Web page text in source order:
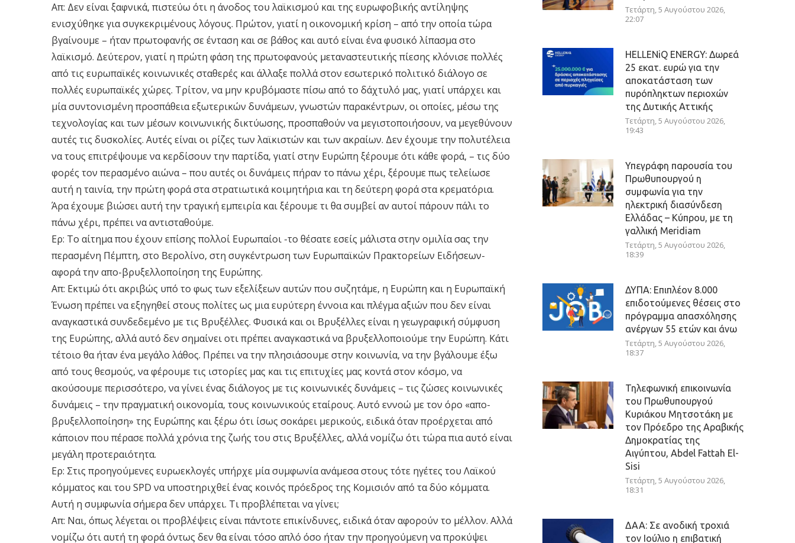
Απ: Δεν είναι ξαφνικά, πιστεύω ότι η άνοδος του λαϊκισμού και της ευρωφοβικής αντίληψης
ενισχύθηκε για συγκεκριμένους λόγους. Πρώτον, γιατί η οικονομική κρίση – από την οποία τώρα
βγαίνουμε – ήταν πρωτοφανής σε ένταση και σε βάθος και αυτό είναι ένα φυσικό λίπασμα στο
λαϊκισμό. Δεύτερον, γιατί η πρώτη φάση της πρωτοφανούς μεταναστευτικής πίεσης κλόνισε πολλές
από τις ευρωπαϊκές κοινωνικές σταθερές και άλλαξε πολλά στον εσωτερικό πολιτικό διάλογο σε
πολλές ευρωπαϊκές χώρες. Τρίτον, να μην κρυβόμαστε πίσω από το δάχτυλό μας, γιατί υπάρχει και
μία συντονισμένη προσπάθεια εξωτερικών δυνάμεων, γνωστών παρακέντρων, οι οποίες, μέσω της
τεχνολογίας και των μέσων κοινωνικής δικτύωσης, προσπαθούν να μεγιστοποιήσουν, να μεγεθύνουν
αυτές τις δυσκολίες. Αυτές είναι οι ρίζες των λαϊκιστών και των ακραίων. Δεν έχουμε την πολυτέλεια
να τους επιτρέψουμε να κερδίσουν την παρτίδα, γιατί στην Ευρώπη ξέρουμε ότι κάθε φορά, – τις δύο
φορές τον περασμένο αιώνα – που αυτές οι δυνάμεις πήραν το πάνω χέρι, ξέρουμε πως τελείωσε
αυτή η ταινία, την πρώτη φορά στα στρατιωτικά κοιμητήρια και τη δεύτερη φορά στα κρεματόρια.
Άρα έχουμε βιώσει αυτή την τραγική εμπειρία και ξέρουμε τι θα συμβεί αν αυτοί πάρουν πάλι το
πάνω χέρι, πρέπει να αντισταθούμε.
Ερ: Το αίτημα που έχουν επίσης πολλοί Ευρωπαίοι -το θέσατε εσείς μάλιστα στην ομιλία σας την
περασμένη Πέμπτη, στο Βερολίνο, στη συγκέντρωση των Ευρωπαϊκών Πρακτορείων Ειδήσεων-
αφορά την απο-βρυξελλοποίηση της Ευρώπης.
Απ: Εκτιμώ ότι ακριβώς υπό το φως των εξελίξεων αυτών που συζητάμε, η Ευρώπη και η Ευρωπαϊκή
Ένωση πρέπει να εξηγηθεί στους πολίτες ως μια ευρύτερη έννοια και πλέγμα αξιών που δεν είναι
αναγκαστικά συνδεδεμένο με τις Βρυξέλλες. Φυσικά και οι Βρυξέλλες είναι η γεωγραφική σύμφυση
της Ευρώπης, αλλά αυτό δεν σημαίνει οτι πρέπει αναγκαστικά να βρυξελλοποιούμε την Ευρώπη. Κάτι
τέτοιο θα ήταν ένα μεγάλο λάθος. Πρέπει να την πλησιάσουμε στην κοινωνία, να την βγάλουμε έξω
από τους θεσμούς, να φέρουμε τις ιστορίες μας και τις επιτυχίες μας κοντά στον κόσμο, να
ακούσουμε περισσότερο, να γίνει ένας διάλογος με τις κοινωνικές δυνάμεις – τις ζώσες κοινωνικές
δυνάμεις – την πραγματική οικονομία, τους κοινωνικούς εταίρους. Αυτό εννοώ με τον όρο «απο-
βρυξελλοποίηση» της Ευρώπης και ξέρω ότι ίσως σοκάρει μερικούς, ειδικά όταν προέρχεται από
κάποιον που πέρασε πολλά χρόνια της ζωής του στις Βρυξέλλες, αλλά νομίζω ότι τώρα πια αυτό είναι
μεγάλη προτεραιότητα.
Ερ: Στις προηγούμενες ευρωεκλογές υπήρχε μία συμφωνία ανάμεσα στους τότε ηγέτες του Λαϊκού
κόμματος και του SPD να υποστηριχθεί ένας κοινός πρόεδρος της Κομισιόν από τα δύο κόμματα.
Αυτή η συμφωνία σήμερα δεν υπάρχει. Τι προβλέπεται να γίνει;
Απ: Ναι, όπως λέγεται οι προβλέψεις είναι πάντοτε επικίνδυνες, ειδικά όταν αφορούν το μέλλον. Αλλά
νομίζω ότι αυτή τη φορά όντως δεν θα είναι τόσο απλό όσο ήταν την προηγούμενη να προκύψει
Τετάρτη, 5 Αυγούστου 2026,
22:07
HELLENiQ ENERGY: Δωρεά
25 εκατ. ευρώ για την
αποκατάσταση των
πυρόπληκτων περιοχών
της Δυτικής Αττικής
Τετάρτη, 5 Αυγούστου 2026,
19:43
Υπεγράφη παρουσία του
Πρωθυπουργού η
συμφωνία για την
ηλεκτρική διασύνδεση
Ελλάδας – Κύπρου, με τη
γαλλική Meridiam
Τετάρτη, 5 Αυγούστου 2026,
18:39
ΔΥΠΑ: Επιπλέον 8.000
επιδοτούμενες θέσεις στο
πρόγραμμα απασχόλησης
ανέργων 55 ετών και άνω
Τετάρτη, 5 Αυγούστου 2026,
18:37
Τηλεφωνική επικοινωνία
του Πρωθυπουργού
Κυριάκου Μητσοτάκη με
τον Πρόεδρο της Αραβικής
Δημοκρατίας της
Αιγύπτου, Abdel Fattah El-
Sisi
Τετάρτη, 5 Αυγούστου 2026,
18:31
ΔΑΑ: Σε ανοδική τροχιά
τον Ιούλιο η επιβατική